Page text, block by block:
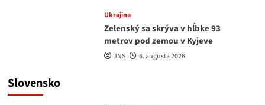
Ukrajina
Zelenský sa skrýva v hĺbke 93
metrov pod zemou v Kyjeve
JNS 6. augusta 2026
Slovensko